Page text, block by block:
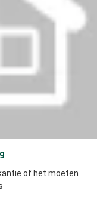
of het moeten